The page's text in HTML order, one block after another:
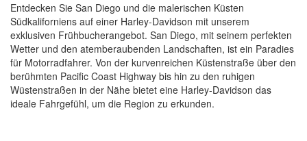
Entdecken Sie San Diego und die malerischen Küsten
Südkaliforniens auf einer Harley-Davidson mit unserem
exklusiven Frühbucherangebot. San Diego, mit seinem perfekten
Wetter und den atemberaubenden Landschaften, ist ein Paradies
für Motorradfahrer. Von der kurvenreichen Küstenstraße über den
berühmten Pacific Coast Highway bis hin zu den ruhigen
Wüstenstraßen in der Nähe bietet eine Harley-Davidson das
ideale Fahrgefühl, um die Region zu erkunden.